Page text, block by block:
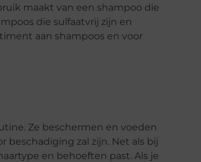
maakt van een shampoo die
die sulfaatvrij zijn en
aan shampoos en voor
Ze beschermen en voeden
beschadiging zal zijn. Net als bij
en behoeften past. Als je